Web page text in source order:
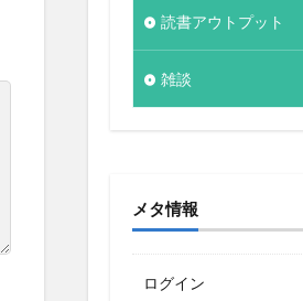
読書アウトプット
雑談
メタ情報
ログイン